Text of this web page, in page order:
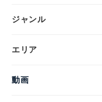
ジャンル
エリア
動画